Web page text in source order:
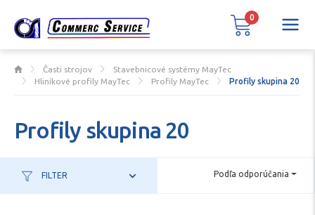
Časti strojov
Stavebnicové systémy MayTec
Hliníkové profily MayTec
Profily MayTec Profily skupina 20
Profily skupina 20
FILTER Podľa odporúčania
0